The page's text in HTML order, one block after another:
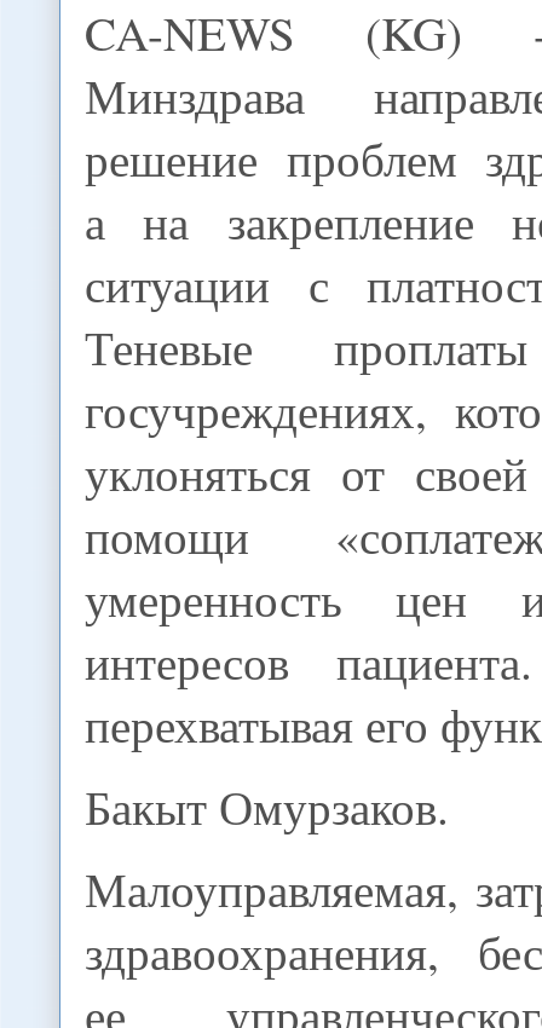
CA-NEWS (KG)
Минздрава
решение проблем
а на закрепление
ситуации с
Теневые
госучреждениях,
уклоняться от
помощи
умеренность цен
интересов
перехватывая его
Бакыт Омурзаков.
Малоуправляемая,
здравоохранения,
ее